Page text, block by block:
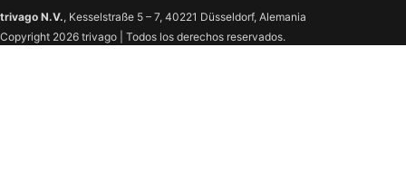
trivago N.V., Kesselstraße 5 – 7, 40221 Düsseldorf, Alemania
Copyright 2026 trivago | Todos los derechos reservados.